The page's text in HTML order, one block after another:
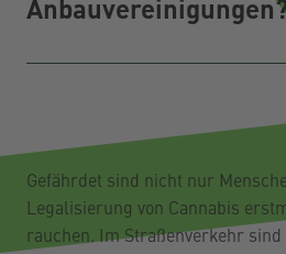
Gefährdet sind nicht nur
Legalisierung von Cannabis
rauchen. Im Straßenverkehr sind